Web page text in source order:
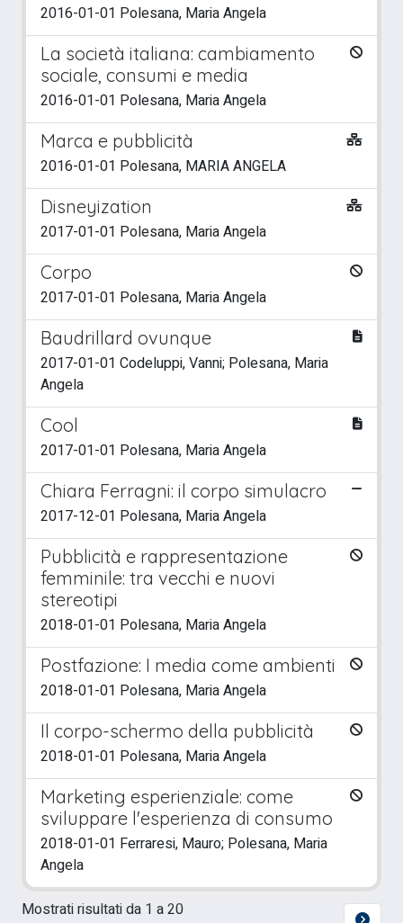
2016-01-01 Polesana, Maria Angela
La società italiana: cambiamento
sociale, consumi e media
2016-01-01 Polesana, Maria Angela
Marca e pubblicità
2016-01-01 Polesana, MARIA ANGELA
Disneyization
2017-01-01 Polesana, Maria Angela
Corpo
2017-01-01 Polesana, Maria Angela
Baudrillard ovunque
2017-01-01 Codeluppi, Vanni; Polesana, Maria
Angela
Cool
2017-01-01 Polesana, Maria Angela
Chiara Ferragni: il corpo simulacro
2017-12-01 Polesana, Maria Angela
Pubblicità e rappresentazione
femminile: tra vecchi e nuovi
stereotipi
2018-01-01 Polesana, Maria Angela
Postfazione: I media come ambienti
2018-01-01 Polesana, Maria Angela
Il corpo-schermo della pubblicità
2018-01-01 Polesana, Maria Angela
Marketing esperienziale: come
sviluppare l'esperienza di consumo
2018-01-01 Ferraresi, Mauro; Polesana, Maria
Angela
Mostrati risultati da 1 a 20